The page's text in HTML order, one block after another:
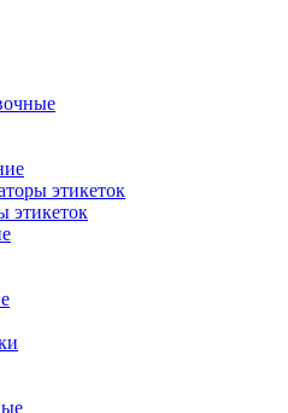
этикеток
этикеток